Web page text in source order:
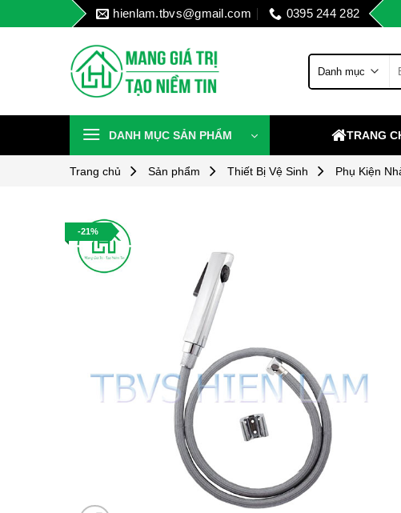
to
hienlam.tbvs@gmail.com 0395 244 282
DANH MỤC SẢN PHẨM TRANG
Trang chủ Sản phẩm Thiết Bị Vệ Sinh Phụ Kiện
-21%